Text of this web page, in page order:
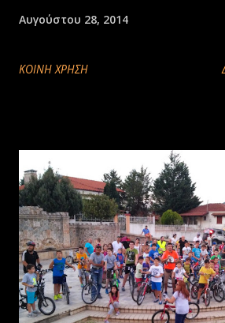
Αυγούστου 28, 2014
ΚΟΙΝΉ ΧΡΉΣΗ